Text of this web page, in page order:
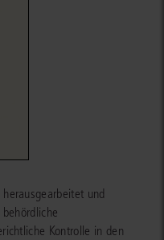
und
Kontrolle in den